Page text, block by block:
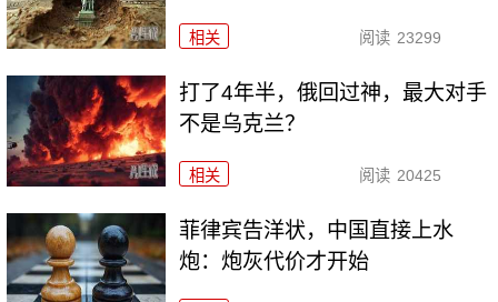
相关 阅读 23299
打了4年半，俄回过神，最大对手
不是乌克兰？
相关 阅读 20425
菲律宾告洋状，中国直接上水
炮：炮灰代价才开始